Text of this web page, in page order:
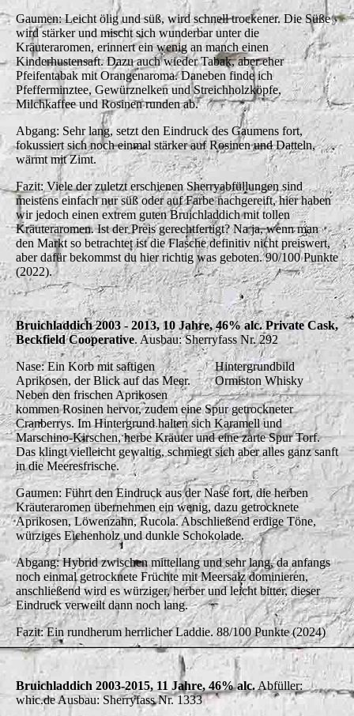
Gaumen: Leicht ölig und süß, wird schnell trockener. Die Süße
wird stärker und mischt sich wunderbar unter die
Kräuteraromen, erinnert ein wenig an manch einen
Kinderhustensaft. Dazu auch wieder Tabak, aber eher
Pfeifentabak mit Orangenaroma. Daneben finde ich
Pfefferminztee, Gewürznelken und Streichholzköpfe,
Milchkaffee und Rosinen runden ab.
Abgang: Sehr lang, setzt den Eindruck des Gaumens fort,
fokussiert sich noch einmal stärker auf Rosinen und Datteln,
wärmt mit Zimt.
Fazit: Viele der zuletzt erschienen Sherryabfüllungen sind
meistens einfach nur süß oder auf Farbe nachgereift, hier haben
wir jedoch einen extrem guten Bruichladdich mit tollen
Kräuteraromen. Ist der Preis gerechtfertigt? Na ja, wenn man
den Markt so betrachtet ist die Flasche definitiv nicht preiswert,
aber dafür bekommst du hier richtig was geboten. 90/100 Punkte
(2022).
Bruichladdich 2003 - 2013, 10 Jahre, 46% alc. Private Cask,
Beckfield Cooperative. Ausbau: Sherryfass Nr. 292
Hintergrundbild
Ormiston Whisky
Nase: Ein Korb mit saftigen
Aprikosen, der Blick auf das Meer.
Neben den frischen Aprikosen
kommen Rosinen hervor, zudem eine Spur getrockneter
Cranberrys. Im Hintergrund halten sich Karamell und
Marschino-Kirschen, herbe Kräuter und eine zarte Spur Torf.
Das klingt vielleicht gewaltig, schmiegt sich aber alles ganz sanft
in die Meeresfrische.
Gaumen: Führt den Eindruck aus der Nase fort, die herben
Kräuteraromen übernehmen ein wenig, dazu getrocknete
Aprikosen, Löwenzahn, Rucola. Abschließend erdige Töne,
würziges Eichenholz und dunkle Schokolade.
Abgang: Hybrid zwischen mittellang und sehr lang, da anfangs
noch einmal getrocknete Früchte mit Meersalz dominieren,
anschließend wird es würziger, herber und leicht bitter, dieser
Eindruck verweilt dann noch lang.
Fazit: Ein rundherum herrlicher Laddie. 88/100 Punkte (2024)
Bruichladdich 2003-2015, 11 Jahre, 46% alc.Abfüller:
whic.de Ausbau: Sherryfass Nr. 1333